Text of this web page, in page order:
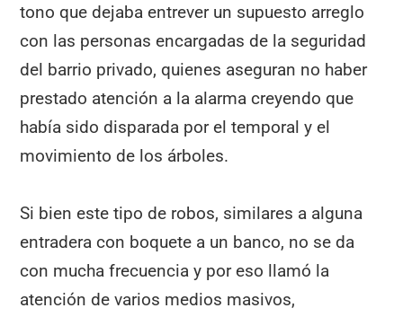
tono que dejaba entrever un supuesto arreglo
con las personas encargadas de la seguridad
del barrio privado, quienes aseguran no haber
prestado atención a la alarma creyendo que
había sido disparada por el temporal y el
movimiento de los árboles.
Si bien este tipo de robos, similares a alguna
entradera con boquete a un banco, no se da
con mucha frecuencia y por eso llamó la
atención de varios medios masivos,